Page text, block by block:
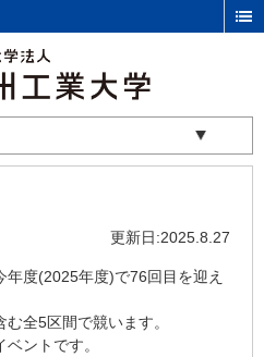
更新日:2025.8.27
度(2025年度)で76回目を迎え
全5区間で競います。
ントです。